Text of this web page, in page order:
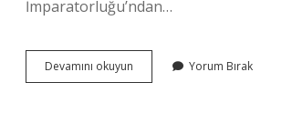
İmparatorluğu’ndan…
Devamını okuyun
Neyi
Yorum Bırak